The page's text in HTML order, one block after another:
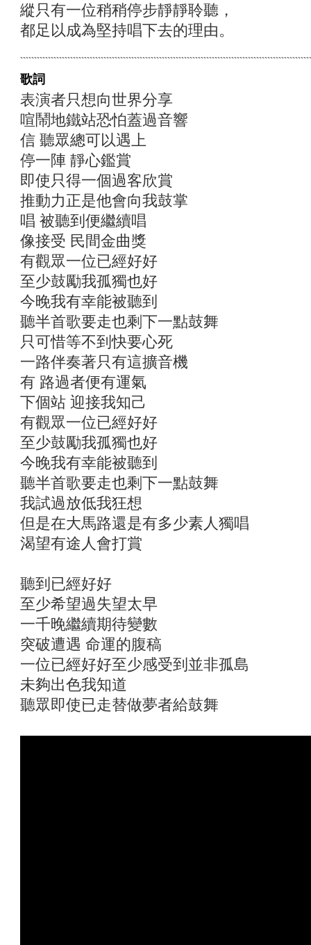
縱只有一位稍稍停步靜靜聆聽，
都足以成為堅持唱下去的理由。
歌詞
表演者只想向世界分享
喧鬧地鐵站恐怕蓋過音響
信 聽眾總可以遇上
停一陣 靜心鑑賞
即使只得一個過客欣賞
推動力正是他會向我鼓掌
唱 被聽到便繼續唱
像接受 民間金曲獎
有觀眾一位已經好好
至少鼓勵我孤獨也好
今晚我有幸能被聽到
聽半首歌要走也剩下一點鼓舞
只可惜等不到快要心死
一路伴奏著只有這擴音機
有 路過者便有運氣
下個站 迎接我知己
有觀眾一位已經好好
至少鼓勵我孤獨也好
今晚我有幸能被聽到
聽半首歌要走也剩下一點鼓舞
我試過放低我狂想
但是在大馬路還是有多少素人獨唱
渴望有途人會打賞
聽到已經好好
至少希望過失望太早
一千晚繼續期待變數
突破遭遇 命運的腹稿
一位已經好好至少感受到並非孤島
未夠出色我知道
聽眾即使已走替做夢者給鼓舞